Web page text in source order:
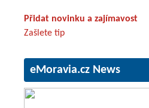
Přidat novinku a zajímavost
Zašlete tip
eMoravia.cz News